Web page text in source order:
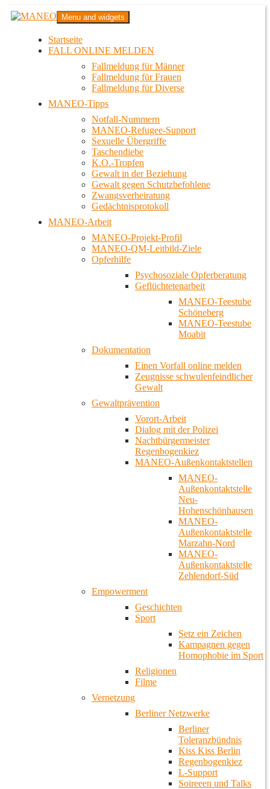
Zum
InhaltMANEO
Das schwule Anti-Gewalt-Projekt in Berlin
Menu and widgets
Startseite
FALL ONLINE MELDEN
Fallmeldung für Männer
Fallmeldung für Frauen
Fallmeldung für Diverse
MANEO-Tipps
Notfall-Nummern
MANEO-Refugee-Support
Sexuelle Übergriffe
Taschendiebe
K.O.-Tropfen
Gewalt in der Beziehung
Gewalt gegen Schutzbefohlene
Zwangsverheiratung
Gedächtnisprotokoll
MANEO-Arbeit
MANEO-Projekt-Profil
MANEO-QM-Leitbild-Ziele
Opferhilfe
Psychosoziale Opferberatung
Geflüchtetenarbeit
MANEO-Teestube
Schöneberg
MANEO-Teestube
Moabit
Dokumentation
Einen Vorfall online melden
Zeugnisse schwulenfeindlicher
Gewalt
Gewaltprävention
Vorort-Arbeit
Dialog mit der Polizei
Nachtbürgermeister
Regenbogenkiez
MANEO-Außenkontaktstellen
MANEO-
Außenkontaktstelle
Neu-
Hohenschönhausen
MANEO-
Außenkontaktstelle
Marzahn-Nord
MANEO-
Außenkontaktstelle
Zehlendorf-Süd
Empowerment
Geschichten
Sport
Setz ein Zeichen
Kampagnen gegen
Homophobie im Sport
Religionen
Filme
Vernetzung
Berliner Netzwerke
Berliner
Toleranzbündnis
Kiss Kiss Berlin
Regenbogenkiez
L-Support
Soireeen und Talks